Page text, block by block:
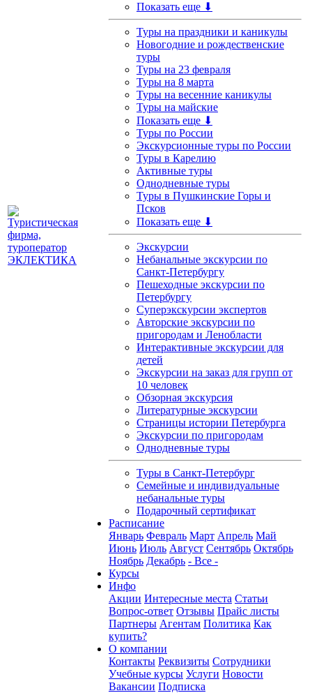
Показать еще ⬇
Туры на праздники и каникулы
Новогодние и рождественские
туры
Туры на 23 февраля
Туры на 8 марта
Туры на весенние каникулы
Туры на майские
Показать еще ⬇
Туры по России
Экскурсионные туры по России
Туры в Карелию
Активные туры
Однодневные туры
Туры в Пушкинские Горы и
Псков
Показать еще ⬇
Экскурсии
Небанальные экскурсии по
Санкт-Петербургу
Пешеходные экскурсии по
Петербургу
Суперэкскурсии экспертов
Авторские экскурсии по
пригородам и Ленобласти
Интерактивные экскурсии для
детей
Экскурсии на заказ для групп от
10 человек
Обзорная экскурсия
Литературные экскурсии
Страницы истории Петербурга
Экскурсии по пригородам
Однодневные туры
Туры в Санкт-Петербург
Семейные и индивидуальные
небанальные туры
Подарочный сертификат
Расписание
Январь Февраль Март Апрель Май
Июнь Июль Август Сентябрь Октябрь
Ноябрь Декабрь - Все -
Курсы
Инфо
Акции Интересные места Статьи
Вопрос-ответ Отзывы Прайс листы
Партнеры Агентам Политика Как
купить?
О компании
Контакты Реквизиты Сотрудники
Учебные курсы Услуги Новости
Вакансии Подписка